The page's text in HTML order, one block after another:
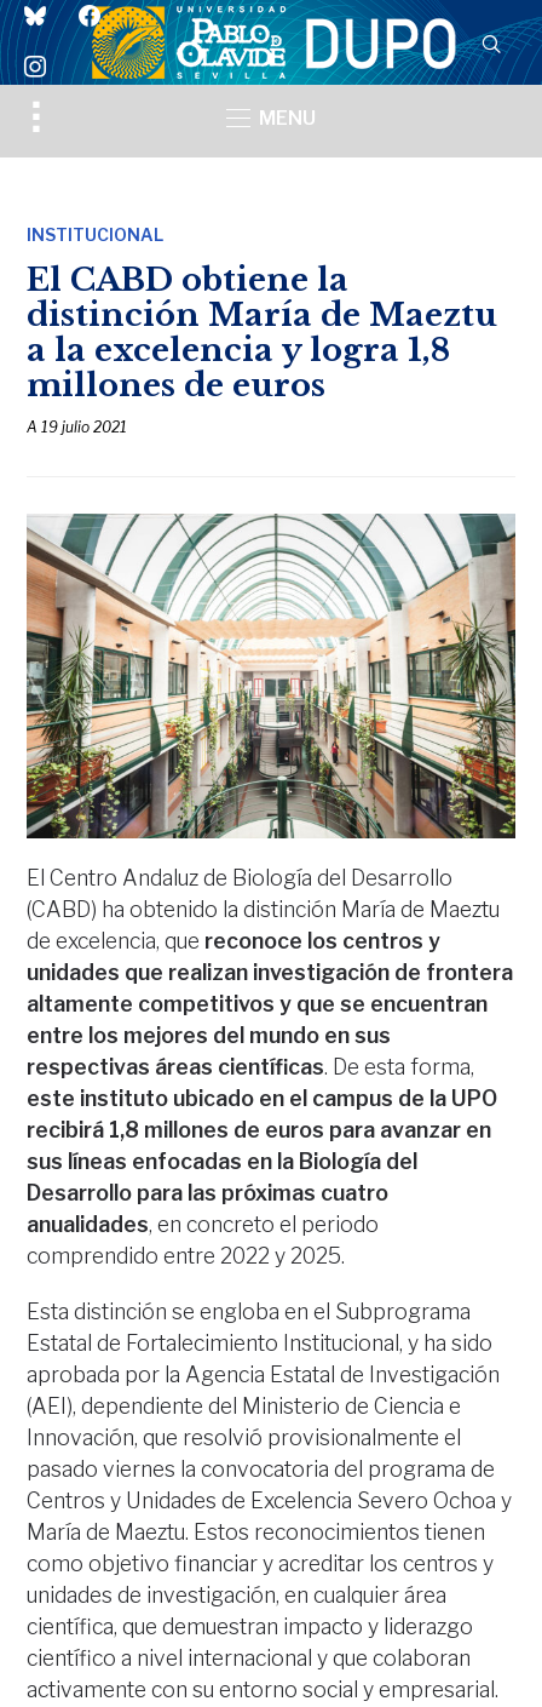
blueskyfacebook
instagram
Toggle
sidebar
MENU
INSTITUCIONAL
El CABD obtiene la
distinción María de Maeztu
a la excelencia y logra 1,8
millones de euros
A19 julio 2021
El Centro Andaluz de Biología del Desarrollo
(CABD) ha obtenido la distinción María de Maeztu
de excelencia, que reconoce los centros y
unidades que realizan investigación de frontera
altamente competitivos y que se encuentran
entre los mejores del mundo en sus
respectivas áreas científicas. De esta forma,
este instituto ubicado en el campus de la UPO
recibirá 1,8 millones de euros para avanzar en
sus líneas enfocadas en la Biología del
Desarrollo para las próximas cuatro
anualidades, en concreto el periodo
comprendido entre 2022 y 2025.
Esta distinción se engloba en el Subprograma
Estatal de Fortalecimiento Institucional, y ha sido
aprobada por la Agencia Estatal de Investigación
(AEI), dependiente del Ministerio de Ciencia e
Innovación, que resolvió provisionalmente el
pasado viernes la convocatoria del programa de
Centros y Unidades de Excelencia Severo Ochoa y
María de Maeztu. Estos reconocimientos tienen
como objetivo financiar y acreditar los centros y
unidades de investigación, en cualquier área
científica, que demuestran impacto y liderazgo
científico a nivel internacional y que colaboran
activamente con su entorno social y empresarial.